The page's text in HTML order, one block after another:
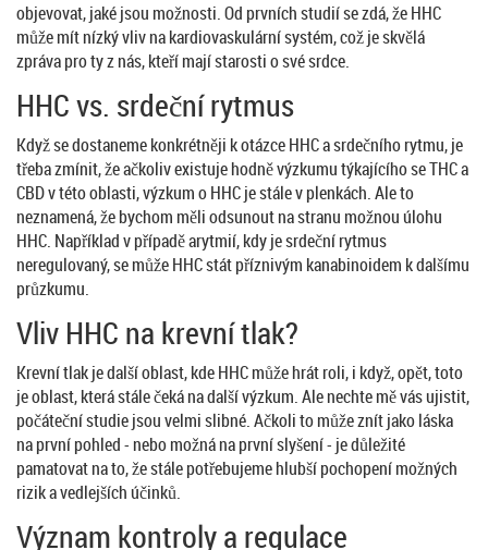
objevovat, jaké jsou možnosti. Od prvních studií se zdá, že HHC
může mít nízký vliv na kardiovaskulární systém, což je skvělá
zpráva pro ty z nás, kteří mají starosti o své srdce.
HHC vs. srdeční rytmus
Když se dostaneme konkrétněji k otázce HHC a srdečního rytmu, je
třeba zmínit, že ačkoliv existuje hodně výzkumu týkajícího se THC a
CBD v této oblasti, výzkum o HHC je stále v plenkách. Ale to
neznamená, že bychom měli odsunout na stranu možnou úlohu
HHC. Například v případě arytmií, kdy je srdeční rytmus
neregulovaný, se může HHC stát příznivým kanabinoidem k dalšímu
průzkumu.
Vliv HHC na krevní tlak?
Krevní tlak je další oblast, kde HHC může hrát roli, i když, opět, toto
je oblast, která stále čeká na další výzkum. Ale nechte mě vás ujistit,
počáteční studie jsou velmi slibné. Ačkoli to může znít jako láska
na první pohled - nebo možná na první slyšení - je důležité
pamatovat na to, že stále potřebujeme hlubší pochopení možných
rizik a vedlejších účinků.
Význam kontroly a regulace